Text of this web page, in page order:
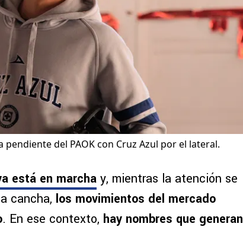
del PAOK con Cruz Azul por el lateral.
está en marcha y, mientras la atención se
cancha, los movimientos del mercado
. En ese contexto, hay nombres que generan